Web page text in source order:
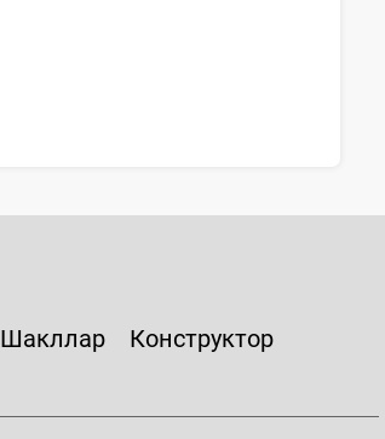
Шакллар
Конструктор